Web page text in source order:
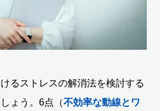
るストレスの解消法を検討する
ょう。6点（不効率な動線とワ